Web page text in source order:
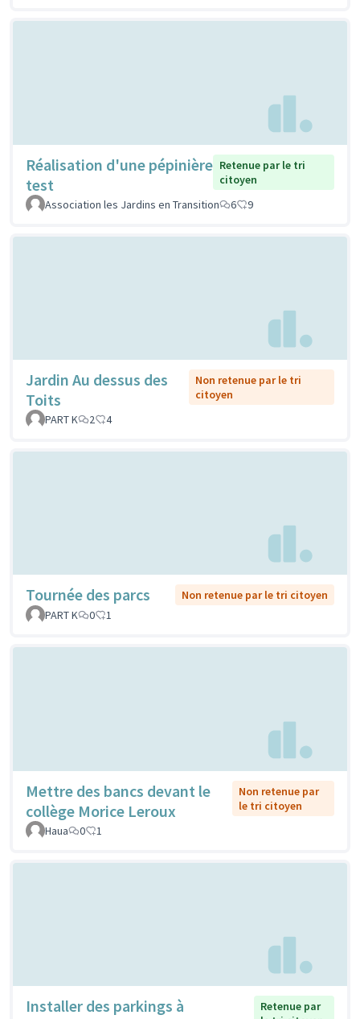
Réalisation d'une pépinière
test
Retenue par le tri
citoyen
Association les Jardins en Transition
6 9
Jardin Au dessus des
Toits
Non retenue par le tri
citoyen
PART K
2 4
Tournée des parcs
Non retenue par le tri citoyen
PART K
0 1
Mettre des bancs devant le
collège Morice Leroux
Non retenue par
le tri citoyen
Haua
0 1
Installer des parkings à
Retenue par